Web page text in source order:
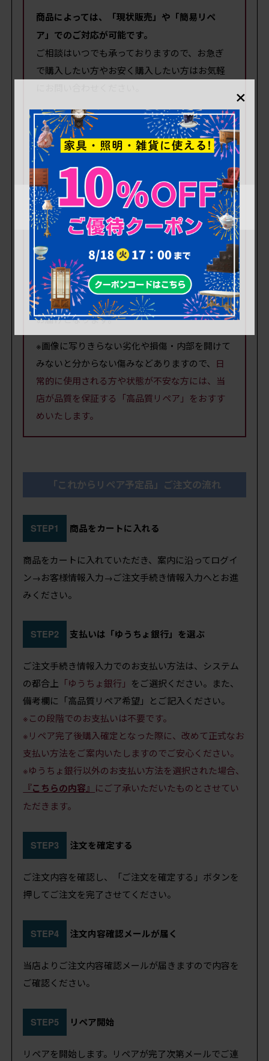
商品によっては、「現状販売」や「簡易リペ
ア」でのご対応が可能です。
ご相談はいつでも承っておりますので、お急ぎ
で購入したい方やお安く購入したい方はお気軽
● 現状販売: リペアを行わず、現状のまま最
短で出荷いたします。
● 簡易リペア: 清掃と可動部調整のみ行いま
す。
(現状販売・簡易リペアの詳細は こちら
※現状販売では、安価でご提供するために
状態の
確認や追加撮影の対応はしておりません。
どう
しても希望される場合は有料にて承ります。(別
途、定価の10%)
また、出荷時も清掃等は行わず現状のままでの
お届けとなります。
※画像に写りきらない劣化や損傷・内部を開けて
みないと分からない傷みなどありますので、 日
常的に使用される方や状態が不安な方には、当
店が品質を保証する「高品質リペア」をおすす
めいたします。
「これからリペア予定品」ご注文の流れ
STEP1 商品をカートに入れる
商品をカートに入れていただき、案内に沿ってログイ
ン→お客様情報入力→ご注文手続き情報入力へとお進
みください。
STEP2 支払いは「ゆうちょ銀行」を選ぶ
ご注文手続き情報入力でのお支払い方法は、システム
の都合上 「ゆうちょ銀行」 をご選択ください。また、
備考欄に「高品質リペア希望」とご記入ください。
※この段階でのお支払いは不要です。
※リペア完了後購入確定となった際に、改めて正式なお
支払い方法をご案内いたしますのでご安心ください。
※ゆうちょ銀行以外のお支払い方法を選択された場合、
『こちらの内容』 にご了承いただいたものとさせてい
ただきます。
STEP3 注文を確定する
ご注文内容を確認し、「ご注文を確定する」ボタンを
押してご注文を完了させてください。
STEP4 注文内容確認メールが届く
当店よりご注文内容確認メールが届きますので内容を
ご確認ください。
STEP5 リペア開始
リペアを開始します。リペアが完了次第メールでご連
×